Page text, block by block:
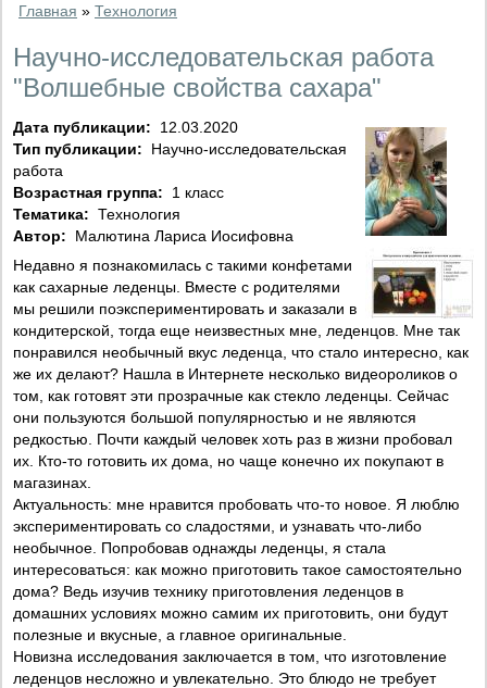
Главная » Технология
Научно-исследовательская работа
"Волшебные свойства сахара"
Дата публикации:
12.03.2020
Тип публикации:
Научно-исследовательская
работа
Возрастная группа:
1 класс
Тематика: Технология
Автор:
Малютина Лариса Иосифовна
Недавно я познакомилась с такими конфетами
как сахарные леденцы. Вместе с родителями
мы решили поэкспериментировать и заказали в
кондитерской, тогда еще неизвестных мне, леденцов. Мне так
понравился необычный вкус леденца, что стало интересно, как
же их делают? Нашла в Интернете несколько видеороликов о
том, как готовят эти прозрачные как стекло леденцы. Сейчас
они пользуются большой популярностью и не являются
редкостью. Почти каждый человек хоть раз в жизни пробовал
их. Кто-то готовить их дома, но чаще конечно их покупают в
магазинах.
Актуальность: мне нравится пробовать что-то новое. Я люблю
экспериментировать со сладостями, и узнавать что-либо
необычное. Попробовав однажды леденцы, я стала
интересоваться: как можно приготовить такое самостоятельно
дома? Ведь изучив технику приготовления леденцов в
домашних условиях можно самим их приготовить, они будут
полезные и вкусные, а главное оригинальные.
Новизна исследования заключается в том, что изготовление
леденцов несложно и увлекательно. Это блюдо не требует